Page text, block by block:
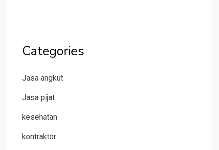
Categories
Jasa angkut
Jasa pijat
kesehatan
kontraktor